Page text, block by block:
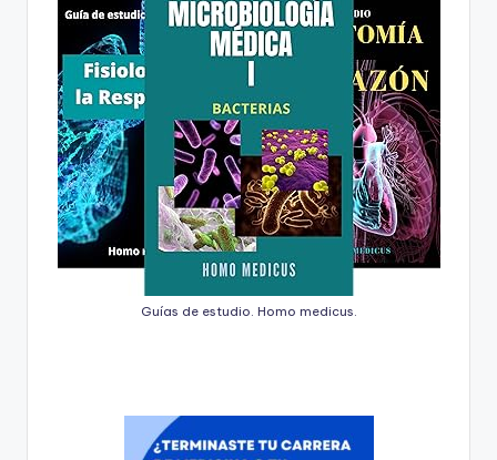
Guías de estudio. Homo medicus.